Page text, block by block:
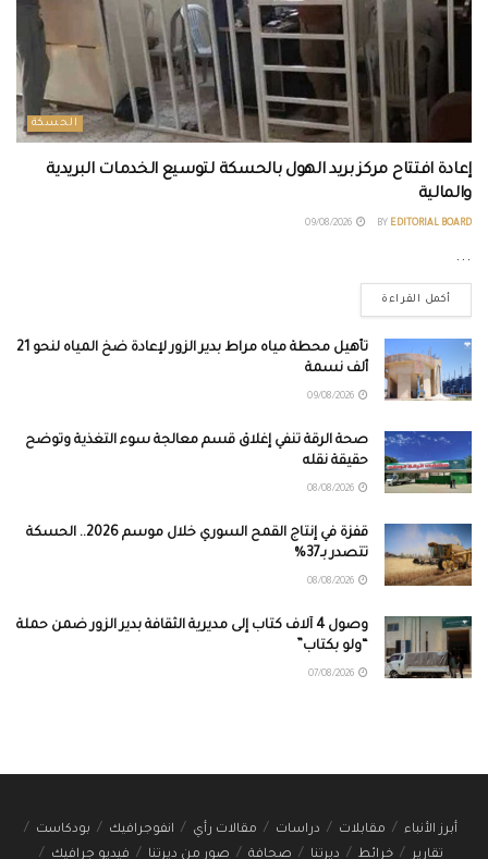
الحسكة
إعادة افتتاح مركز بريد الهول بالحسكة لتوسيع الخدمات البريدية
والمالية
BY EDITORIAL BOARD
...
أكمل القراءة
تأهيل محطة مياه مراط بدير الزور لإعادة ضخ المياه لنحو 21
ألف نسمة
صحة الرقة تنفي إغلاق قسم معالجة سوء التغذية وتوضح
حقيقة نقله
قفزة في إنتاج القمح السوري خلال موسم 2026.. الحسكة
تتصدر بـ37%
وصول 4 آلاف كتاب إلى مديرية الثقافة بدير الزور ضمن حملة
“ولو بكتاب”
أبرز الأنباء مقابلات دراسات مقالات رأي انفوجرافيك
بودكاست
تقارير
خرائط ديرتنا صحافة صور من ديرتنا فيديو جرافيك